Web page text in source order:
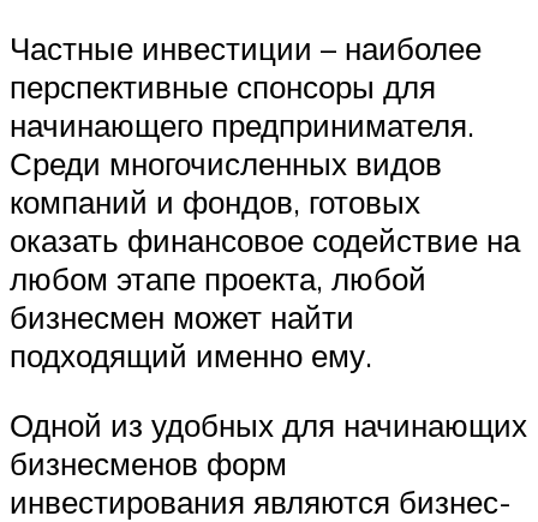
Частные инвестиции – наиболее
перспективные спонсоры для
начинающего предпринимателя.
Среди многочисленных видов
компаний и фондов, готовых
оказать финансовое содействие на
любом этапе проекта, любой
бизнесмен может найти
подходящий именно ему.
Одной из удобных для начинающих
бизнесменов форм
инвестирования являются бизнес-